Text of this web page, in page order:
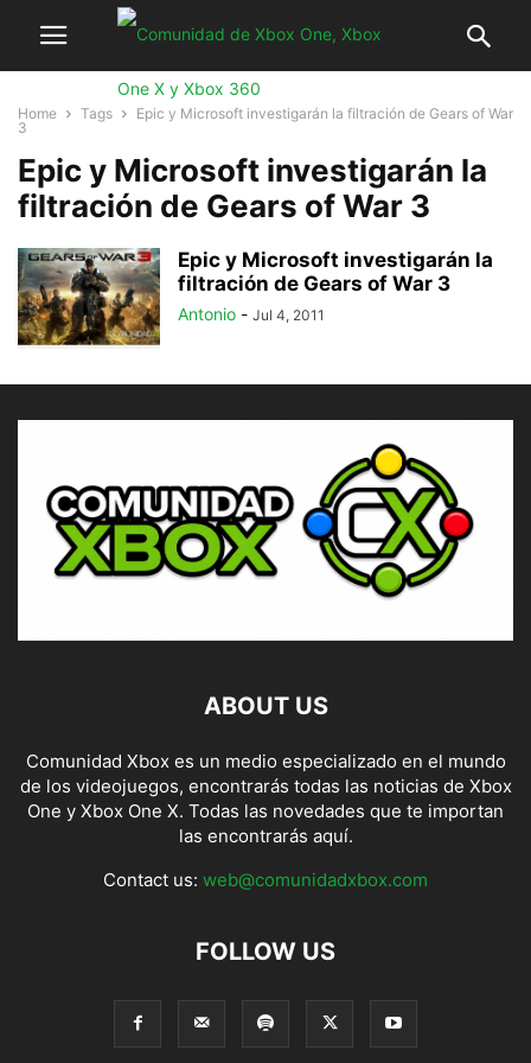
Home Tags
Epic y Microsoft investigarán la filtración de Gears of War
3
Epic y Microsoft investigarán la
filtración de Gears of War 3
Epic y Microsoft investigarán la
filtración de Gears of War 3
Antonio - Jul 4, 2011
ABOUT US
Comunidad Xbox es un medio especializado en el mundo
de los videojuegos, encontrarás todas las noticias de Xbox
One y Xbox One X. Todas las novedades que te importan
las encontrarás aquí.
Contact us: web@comunidadxbox.com
FOLLOW US